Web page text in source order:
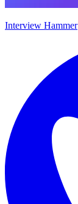
Interview Hammer